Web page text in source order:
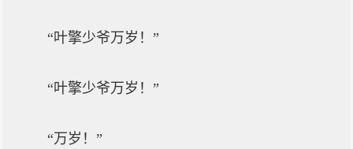
“叶擎少爷万岁！”
“叶擎少爷万岁！”
“万岁！”